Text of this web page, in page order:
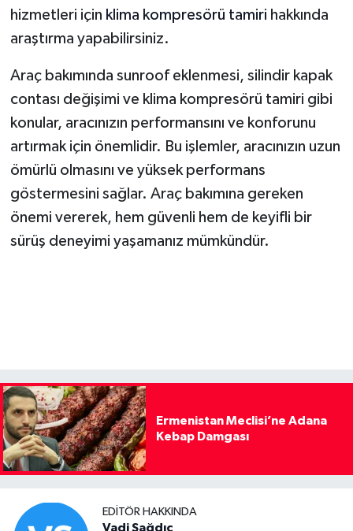
hizmetleri için klima kompresörü tamiri hakkında
araştırma yapabilirsiniz.
Araç bakımında sunroof eklenmesi, silindir kapak
contası değişimi ve klima kompresörü tamiri gibi
konular, aracınızın performansını ve konforunu
artırmak için önemlidir. Bu işlemler, aracınızın uzun
ömürlü olmasını ve yüksek performans
göstermesini sağlar. Araç bakımına gereken
önemi vererek, hem güvenli hem de keyifli bir
sürüş deneyimi yaşamanız mümkündür.
Ermenistan Meclisi’ne Adana
Kebap Damgası
EDITÖR HAKKINDA
Vadi Sağdıç